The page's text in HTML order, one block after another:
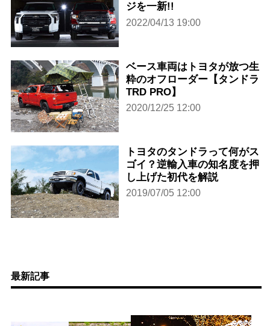
ジを一新!!
2022/04/13 19:00
ベース車両はトヨタが放つ生
粋のオフローダー【タンドラ
TRD PRO】
2020/12/25 12:00
トヨタのタンドラって何がス
ゴイ？逆輸入車の知名度を押
し上げた初代を解説
2019/07/05 12:00
最新記事